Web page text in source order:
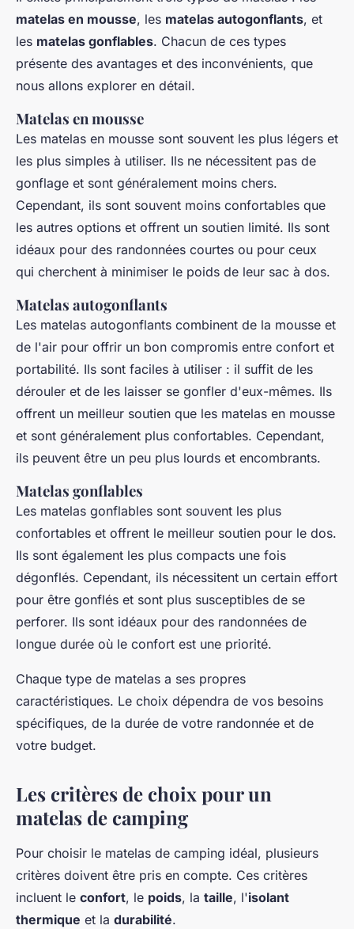
matelas en mousse, les matelas autogonflants, et
les matelas gonflables. Chacun de ces types
présente des avantages et des inconvénients, que
nous allons explorer en détail.
Matelas en mousse
Les matelas en mousse sont souvent les plus légers et
les plus simples à utiliser. Ils ne nécessitent pas de
gonflage et sont généralement moins chers.
Cependant, ils sont souvent moins confortables que
les autres options et offrent un soutien limité. Ils sont
idéaux pour des randonnées courtes ou pour ceux
qui cherchent à minimiser le poids de leur sac à dos.
Matelas autogonflants
Les matelas autogonflants combinent de la mousse et
de l'air pour offrir un bon compromis entre confort et
portabilité. Ils sont faciles à utiliser : il suffit de les
dérouler et de les laisser se gonfler d'eux-mêmes. Ils
offrent un meilleur soutien que les matelas en mousse
et sont généralement plus confortables. Cependant,
ils peuvent être un peu plus lourds et encombrants.
Matelas gonflables
Les matelas gonflables sont souvent les plus
confortables et offrent le meilleur soutien pour le dos.
Ils sont également les plus compacts une fois
dégonflés. Cependant, ils nécessitent un certain effort
pour être gonflés et sont plus susceptibles de se
perforer. Ils sont idéaux pour des randonnées de
longue durée où le confort est une priorité.
Chaque type de matelas a ses propres
caractéristiques. Le choix dépendra de vos besoins
spécifiques, de la durée de votre randonnée et de
votre budget.
Les critères de choix pour un
matelas de camping
Pour choisir le matelas de camping idéal, plusieurs
critères doivent être pris en compte. Ces critères
incluent le confort, le poids, la taille, l'isolant
thermique et la durabilité.